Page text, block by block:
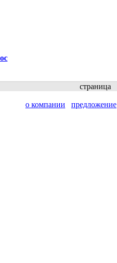
страница
о компании предложение